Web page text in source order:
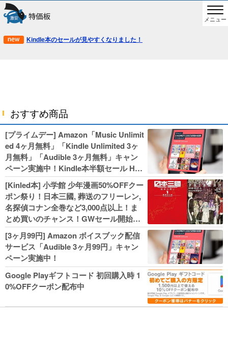
メニュー
Kindle本のセールが見やすくなりました！
おすすめ商品
[プライムデー] Amazon「Music Unlimit
ed 4ヶ月無料」「Kindle Unlimited 3ヶ
月無料」「Audible 3ヶ月無料」キャン
ペーン実施中！Kindle本半額セール HU
NTER×HUNTERなど集英社、無職転生,
幼女戦記などKADOKAWA、キャプテン
翼100円セールも！
[Kinled本] 小学館 少年漫画50%OFFクー
ポン祭り！日本三國, 葬送のフリーレン,
名探偵コナン全巻など3,000点以上！ま
とめ買いのチャンス！GWセール開始！
人気コミック多数 カドカワ祭やIT関連本
がセールに！
[3ヶ月99円] Amazon ボイスブック配信
サービス「Audible 3ヶ月99円」キャン
ペーン実施中！
Google Playギフトコード 初回購入時 1
0%OFFクーポン配布中